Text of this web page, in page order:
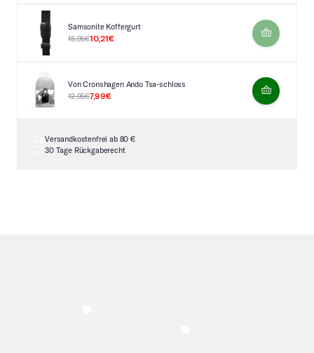
Samsonite Koffergurt
15,95€10,21€
Von Cronshagen Ando Tsa-schloss
12,95€7,99€
Versandkostenfrei ab 80 €
30 Tage Rückgaberecht